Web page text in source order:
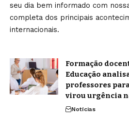
seu dia bem informado com
completa dos principais
internacionais.
Formação
Educação
professores
virou urgência
Notícias